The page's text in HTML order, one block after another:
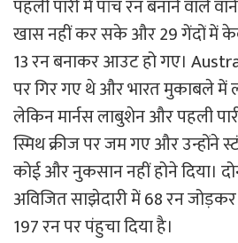
पहली पारी में पांच रन बनाने वाले
खास नहीं कर सके और 29 गेंदों में
13 रन बनाकर आउट हो गए।
पर गिर गए थे और भारत मुकाबले में
लेकिन मार्नस लाबुशेन और पहली
स्मिथ क्रीज पर जम गए और उन्होंने
कोई और नुकसान नहीं होने दिया।
अविजित साझेदारी में 68 रन
197 रन पर पंहुचा दिया है।